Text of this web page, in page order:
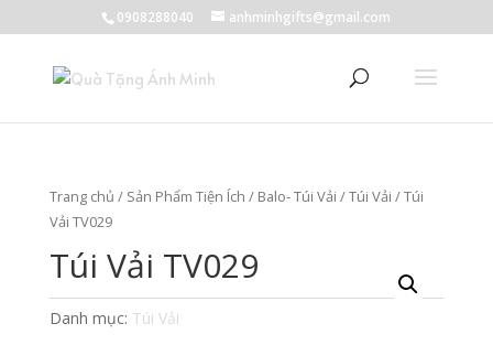
0908288040 anhminhgifts@gmail.com
Trang chủ / Sản Phẩm Tiện Ích / Balo- Túi Vải /Túi Vải / Túi
Vải TV029
Túi Vải TV029
Danh mục: Túi Vải